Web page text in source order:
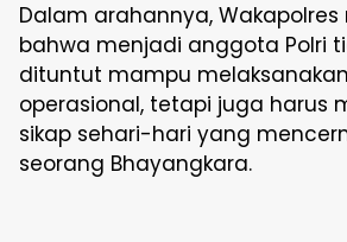
Dalam arahannya,
bahwa menjadi anggota Polri
dituntut mampu
operasional, tetapi juga harus
sikap sehari-hari yang
seorang Bhayangkara.